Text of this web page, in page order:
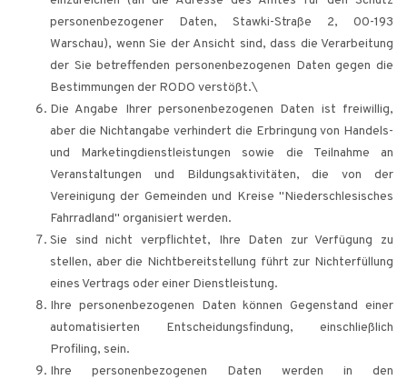
personenbezogener Daten, Stawki-Straße 2, 00-193
Warschau), wenn Sie der Ansicht sind, dass die Verarbeitung
der Sie betreffenden personenbezogenen Daten gegen die
Bestimmungen der RODO verstößt.\
Die Angabe Ihrer personenbezogenen Daten ist freiwillig,
aber die Nichtangabe verhindert die Erbringung von Handels-
und Marketingdienstleistungen sowie die Teilnahme an
Veranstaltungen und Bildungsaktivitäten, die von der
Vereinigung der Gemeinden und Kreise "Niederschlesisches
Fahrradland" organisiert werden.
Sie sind nicht verpflichtet, Ihre Daten zur Verfügung zu
stellen, aber die Nichtbereitstellung führt zur Nichterfüllung
eines Vertrags oder einer Dienstleistung.
Ihre personenbezogenen Daten können Gegenstand einer
automatisierten Entscheidungsfindung, einschließlich
Profiling, sein.
Ihre personenbezogenen Daten werden in den